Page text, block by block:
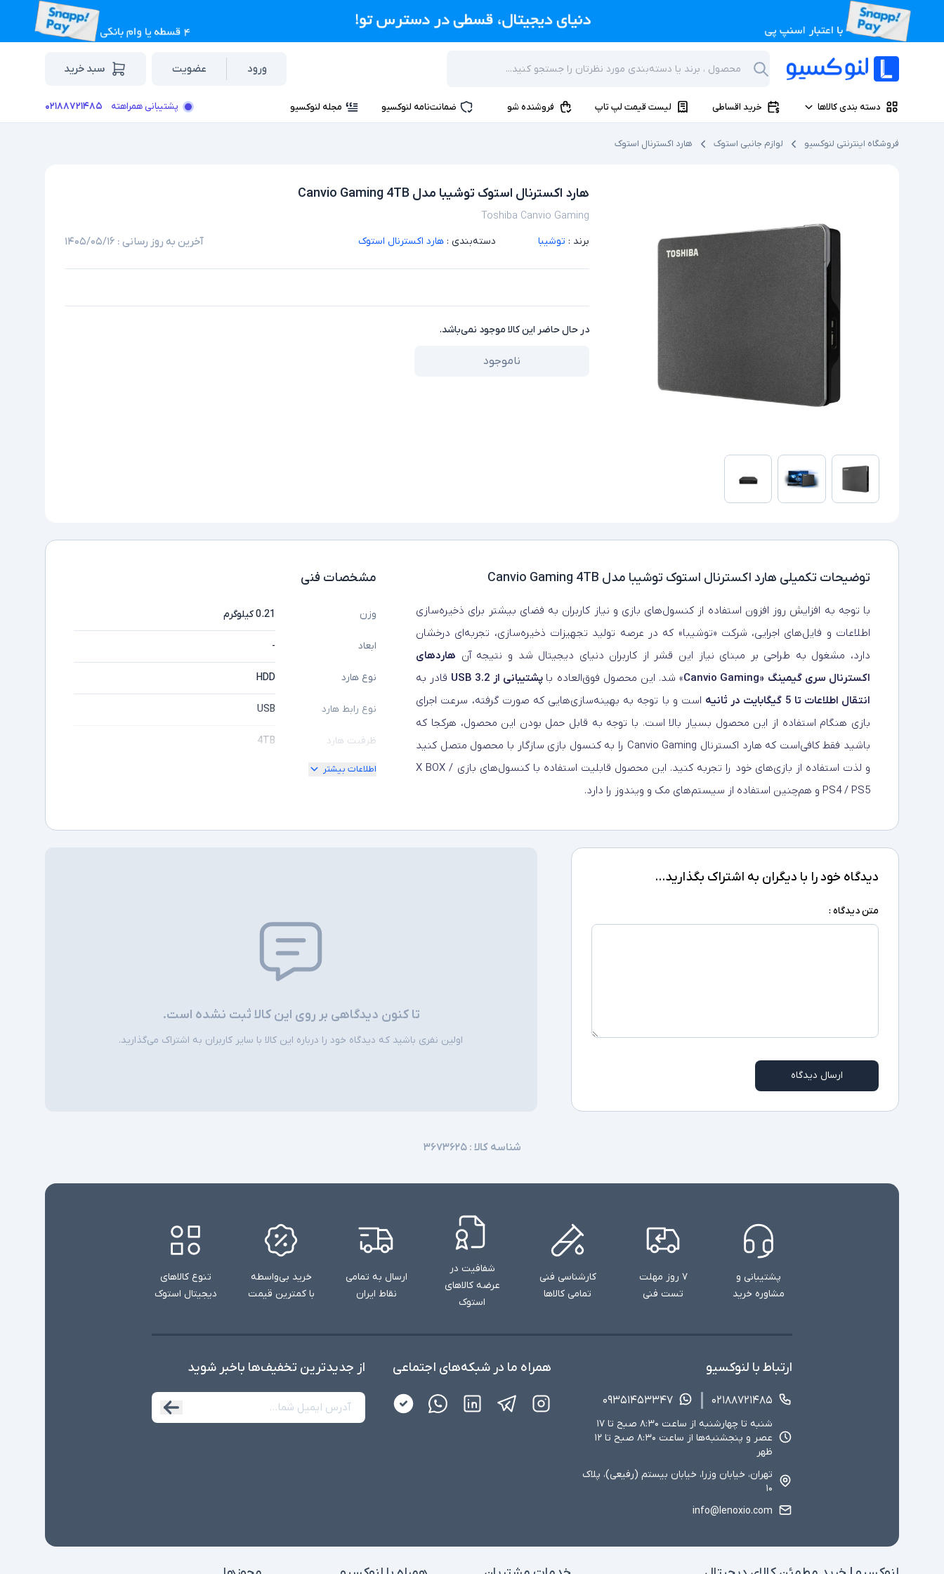
ورود عضویت سبد خرید
دسته بندی کالاها خرید اقساطی لیست قیمت لپ تاپ فروشنده شو ضمانت‌نامه لنوکسیو مجله لنوکسیو پشتیبانی همراهته ۰۲۱۸۸۷۲۱۴۸۵
فروشگاه اینترنتی لنوکسیو لوازم جانبی استوک هارد اکسترنال استوک
هارد اکسترنال استوک توشیبا مدل Canvio Gaming 4TB
Toshiba Canvio Gaming
برند : توشیبا دسته‌بندی : هارد اکسترنال استوک آخرین به روز رسانی : ۱۴۰۵/۰۵/۱۶
در حال حاضر این کالا موجود نمی‌باشد.
ناموجود
توضیحات تکمیلی هارد اکسترنال استوک توشیبا مدل Canvio Gaming 4TB
با توجه به افزایش روز افزون استفاده از کنسول‌های بازی و نیاز کاربران به فضای بیشتر برای ذخیره‌سازی
اطلاعات و فایل‌های اجرایی، شرکت «توشیبا» که در عرصه تولید تجهیزات ذخیره‌سازی، تجربه‌ای درخشان
دارد، مشغول به طراحی بر مبنای نیاز این قشر از کاربران دنیای دیجیتال شد و نتیجه آن هاردهای
اکسترنال سری گیمینگ «Canvio Gaming
» شد. این محصول فوق‌العاده با پشتیبانی از USB 3.2
قادر به
انتقال اطلاعات تا 5 گیگابایت در ثانیه
است و با توجه به بهینه‌سازی‌هایی که صورت گرفته، سرعت اجرای
بازی هنگام استفاده از این محصول بسیار بالا است. با توجه به قابل حمل بودن این محصول، هرکجا که
باشید فقط کافی‌است که هارد اکسترنال Canvio Gaming را به کنسول بازی سازگار با محصول متصل کنید
و لذت استفاده از بازی‌های خود را تجربه کنید. این محصول قابلیت استفاده با کنسول‌های بازی X BOX /
PS4 / PS5 و هم‌چنین استفاده از سیستم‌های مک و ویندوز را دارد.
مشخصات فنی
وزن 0.21 کیلوگرم
ابعاد -
نوع هارد HDD
نوع رابط هارد USB
ظرفیت هارد 4TB
اطلاعات بیشتر
دیدگاه خود را با دیگران به اشتراک بگذارید...
متن دیدگاه :
ارسال دیدگاه
تا کنون دیدگاهی بر روی این کالا ثبت نشده است.
اولین نفری باشید که دیدگاه خود را درباره این کالا با سایر کاربران به اشتراک می‌گذارید.
شناسه کالا :۳۶۷۳۶۲۵
پشتیبانی و
مشاوره خرید
۷ روز مهلت
تست فنی
کارشناسی فنی
تمامی کالاها
شفافیت در
عرضه کالاهای
استوک
ارسال به تمامی
نقاط ایران
خرید بی‌واسطه
با کمترین قیمت
تنوع کالاهای
دیجیتال استوک
ارتباط با لنوکسیو
۰۲۱۸۸۷۲۱۴۸۵ ۰۹۳۵۱۴۵۳۳۴۷
شنبه تا چهارشنبه از ساعت ۸:۳۰ صبح تا ۱۷
عصر و پنجشنبه‌ها از ساعت ۸:۳۰ صبح تا ۱۲
ظهر
تهران، خیابان وزرا، خیابان بیستم (رفیعی)، پلاک
۱۰
info@lenoxio.com
همراه ما در شبکه‌های اجتماعی از جدید‌ترین تخفیف‌ها با‌خبر شوید